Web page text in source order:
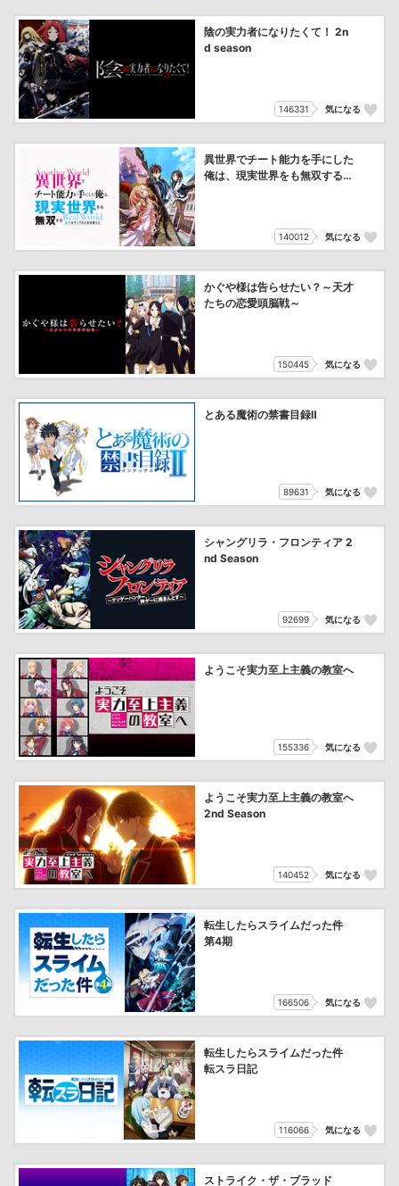
陰の実力者になりたくて！ 2n
d season
146331 気になる
異世界でチート能力を手にした
俺は、現実世界をも無双する
140012 気になる
かぐや様は告らせたい？～天才
たちの恋愛頭脳戦～
150445 気になる
とある魔術の禁書目録Ⅱ
89631 気になる
シャングリラ・フロンティア 2
nd Season
92699 気になる
ようこそ実力至上主義の教室へ
155336 気になる
ようこそ実力至上主義の教室へ
2nd Season
140452 気になる
転生したらスライムだった件
第4期
166506 気になる
転生したらスライムだった件
転スラ日記
116066 気になる
ストライク・ザ・ブラッド